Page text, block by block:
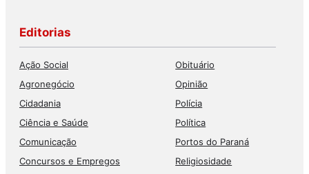
Editorias
Ação Social
Agronegócio
Cidadania
Ciência e Saúde
Comunicação
Concursos e Empregos
Obituário
Opinião
Polícia
Política
Portos do Paraná
Religiosidade